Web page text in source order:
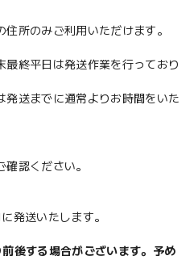
住所のみご利用いただけます。
終平日は発送作業を行っており
送までに通常よりお時間をいた
確認ください。
発送いたします。
後する場合がございます。予め